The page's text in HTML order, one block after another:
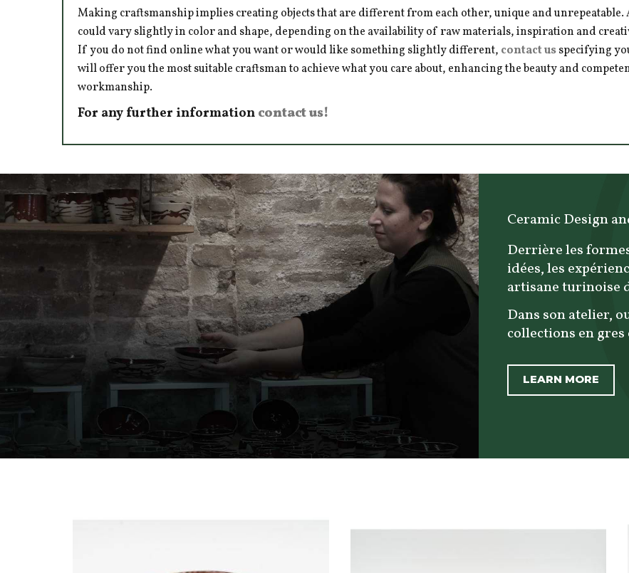
Making craftsmanship implies creating objects that are different from each other, unique and
could vary slightly in color and shape, depending on the availability of raw materials, inspiration and
If you do not find online what you want or would like something slightly different, contact usspecifying
will offer you the most suitable craftsman to achieve what you care about, enhancing the beauty and
workmanship.
For any further information contact us!
Ceramic Design
Derrière les
idées, les
artisane turinoise
Dans son atelier,
collections en
LEARN MORE